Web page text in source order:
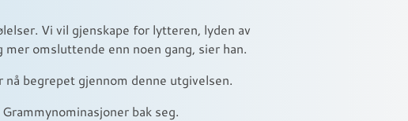
Vi vil gjenskape for lytteren, lyden av
omsluttende enn noen gang, sier han.
begrepet gjennom denne utgivelsen.
bak seg.